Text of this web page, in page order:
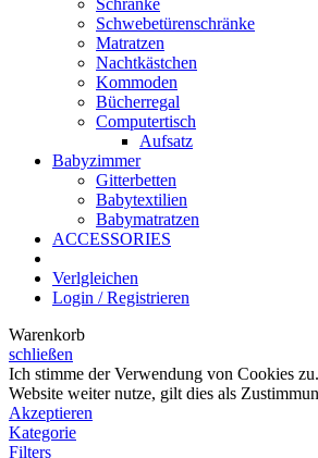
Schwebetürenschränke
Matratzen
Nachtkästchen
Kommoden
Bücherregal
Computertisch
Aufsatz
Babyzimmer
Gitterbetten
Babytextilien
Babymatratzen
ACCESSORIES
Verlgleichen
Login / Registrieren
Warenkorb
schließen
Ich stimme der Verwendung von Cookies
Website weiter nutze, gilt dies als
Akzeptieren
Kategorie
Filters